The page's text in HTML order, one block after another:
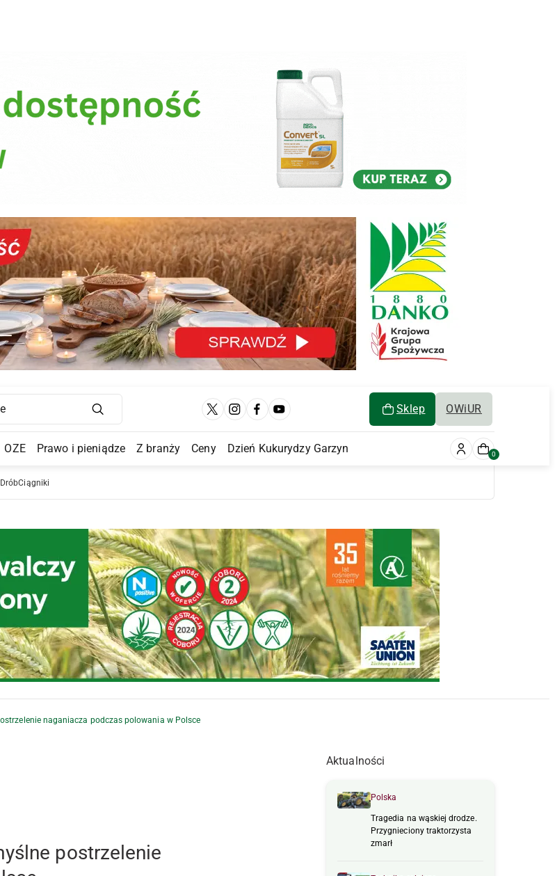
Sklep OWiUR
Main Navigation
OZE Prawo i pieniądze Z branży Ceny Dzień Kukurydzy Garzyn 0
DróbCiągniki
naganiacza podczas polowania w Polsce
postrzelenie
Aktualności
Polska
Tragedia na wąskiej drodze.
Przygnieciony traktorzysta
zmarł